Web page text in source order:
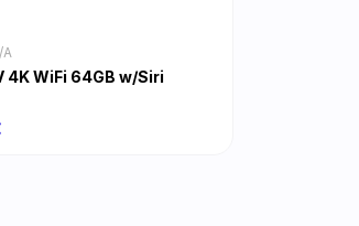
4K WiFi 64GB w/Siri